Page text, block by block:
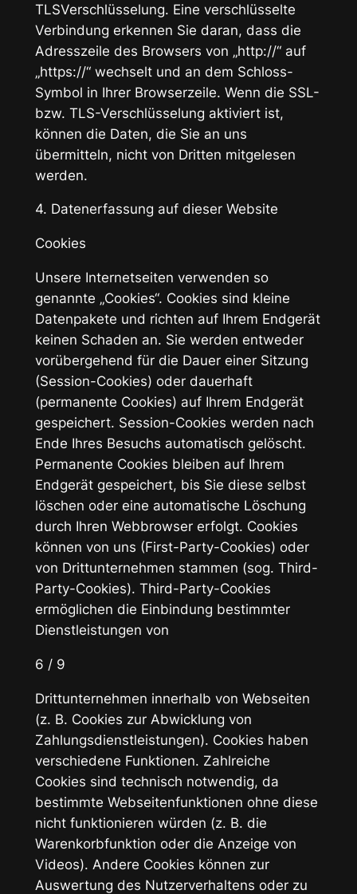
TLSVerschlüsselung. Eine verschlüsselte
Verbindung erkennen Sie daran, dass die
Adresszeile des Browsers von „http://“ auf
„https://“ wechselt und an dem Schloss-
Symbol in Ihrer Browserzeile. Wenn die SSL-
bzw. TLS-Verschlüsselung aktiviert ist,
können die Daten, die Sie an uns
übermitteln, nicht von Dritten mitgelesen
werden.
4. Datenerfassung auf dieser Website
Cookies
Unsere Internetseiten verwenden so
genannte „Cookies“. Cookies sind kleine
Datenpakete und richten auf Ihrem Endgerät
keinen Schaden an. Sie werden entweder
vorübergehend für die Dauer einer Sitzung
(Session-Cookies) oder dauerhaft
(permanente Cookies) auf Ihrem Endgerät
gespeichert. Session-Cookies werden nach
Ende Ihres Besuchs automatisch gelöscht.
Permanente Cookies bleiben auf Ihrem
Endgerät gespeichert, bis Sie diese selbst
löschen oder eine automatische Löschung
durch Ihren Webbrowser erfolgt. Cookies
können von uns (First-Party-Cookies) oder
von Drittunternehmen stammen (sog. Third-
Party-Cookies). Third-Party-Cookies
ermöglichen die Einbindung bestimmter
Dienstleistungen von
6 / 9
Drittunternehmen innerhalb von Webseiten
(z. B. Cookies zur Abwicklung von
Zahlungsdienstleistungen). Cookies haben
verschiedene Funktionen. Zahlreiche
Cookies sind technisch notwendig, da
bestimmte Webseitenfunktionen ohne diese
nicht funktionieren würden (z. B. die
Warenkorbfunktion oder die Anzeige von
Videos). Andere Cookies können zur
Auswertung des Nutzerverhaltens oder zu